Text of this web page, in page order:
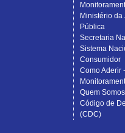
Ministério
Pública
Secretaria
Sistema
Consumidor
Como Aderir
Quem Somos
Código de
(CDC)